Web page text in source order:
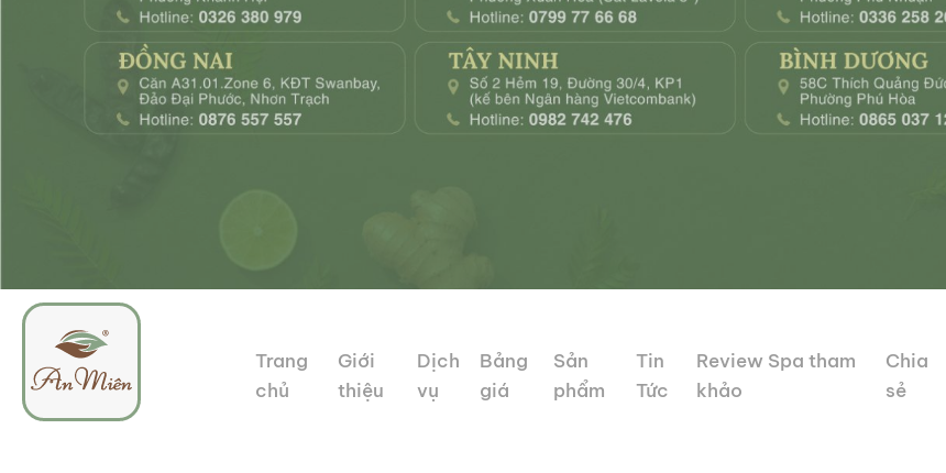
Trang
chủ
Giới
thiệu
Dịch
vụ
Bảng
giá
Sản
phẩm
Tin
Tức
Review Spa tham
khảo
Chia
sẻ